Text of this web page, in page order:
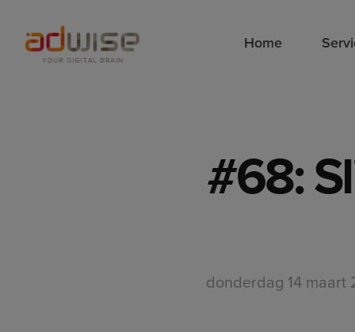
Home
#68:
donderdag 14 maart